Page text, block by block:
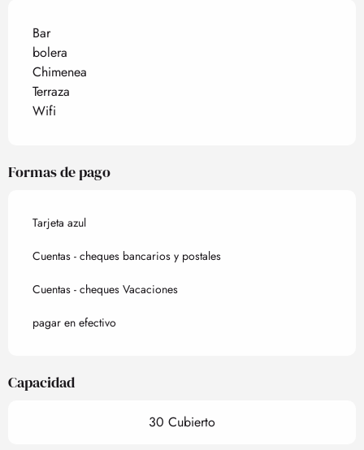
Bar
bolera
Chimenea
Terraza
Wifi
Formas de pago
Tarjeta azul
Cuentas - cheques bancarios y postales
Cuentas - cheques Vacaciones
pagar en efectivo
Capacidad
30 Cubierto